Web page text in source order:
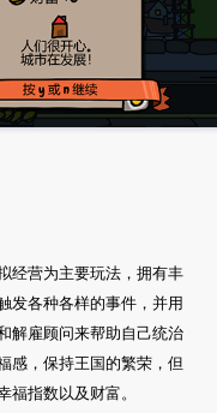
经营为主要玩法，拥有丰
发各种各样的事件，并用
解雇顾问来帮助自己统治
感，保持王国的繁荣，但
指数以及财富。